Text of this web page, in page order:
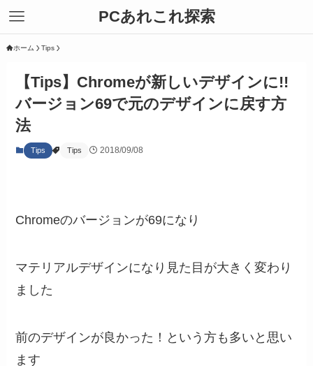
PCあれこれ探索
ホーム Tips
【Tips】Chromeが新しいデザインに!!
バージョン69で元のデザインに戻す方
法
Tips Tips 2018/09/08
Chromeのバージョンが69になり
マテリアルデザインになり見た目が大きく変わり
ました
前のデザインが良かった！という方も多いと思い
ます